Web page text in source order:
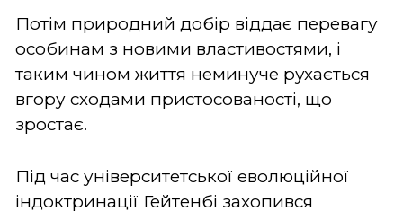
Потім природний добір віддає перевагу
особинам з новими властивостями, і
таким чином життя неминуче рухається
вгору сходами пристосованості, що
зростає.
Під час університетської еволюційної
індоктринації Гейтенбі захопився